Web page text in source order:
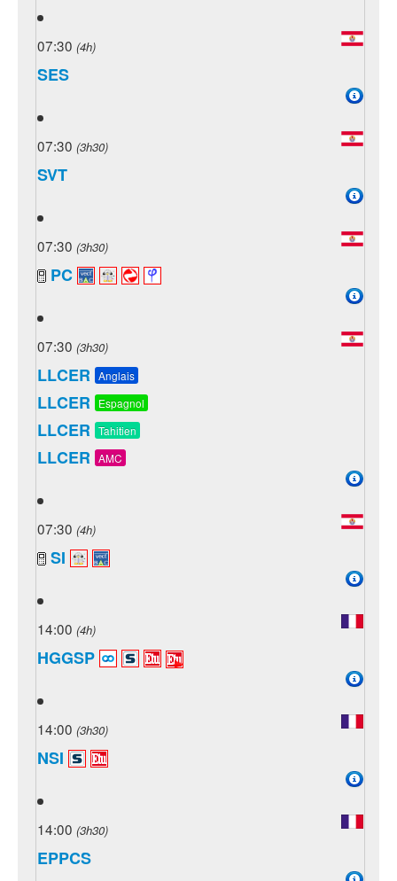
07:30 (4h)
SES
07:30 (3h30)
SVT
07:30 (3h30)
PC
07:30 (3h30)
LLCER Anglais
LLCER Espagnol
LLCER Tahitien
LLCER AMC
07:30 (4h)
SI
14:00 (4h)
HGGSP
14:00 (3h30)
NSI
14:00 (3h30)
EPPCS